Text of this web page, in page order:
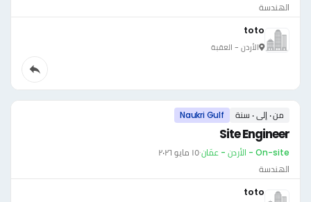
الهندسة
toto
الأردن - العقبة
من ٠ إلى ٠ سنة Naukri Gulf
Site Engineer
On-site - الأردن - عمّان ·١٥ مايو ٢٠٢٦
الهندسة
toto